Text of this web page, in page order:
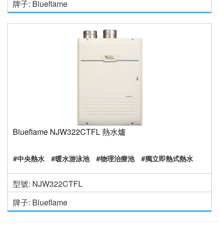
牌子: Blueflame
Blueflame NJW322CTFL 熱水爐
#中央熱水 #暖水游泳池 #物理治療池 #獨立即熱式熱水
型號: NJW322CTFL
牌子: Blueflame